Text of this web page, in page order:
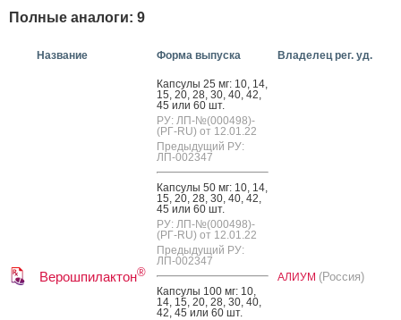
Полные аналоги: 9
Название Форма выпуска Владелец рег. уд.
Верошпилактон®
Кап­су­лы 25 мг: 10, 14,
15, 20, 28, 30, 40, 42,
45 или 60 шт.
РУ: ЛП-№(000498)-
(РГ-RU) от 12.01.22
Предыдущий РУ:
ЛП-002347
Кап­су­лы 50 мг: 10, 14,
15, 20, 28, 30, 40, 42,
45 или 60 шт.
РУ: ЛП-№(000498)-
(РГ-RU) от 12.01.22
Предыдущий РУ:
ЛП-002347
Кап­су­лы 100 мг: 10,
14, 15, 20, 28, 30, 40,
42, 45 или 60 шт.
АЛИУМ (Россия)